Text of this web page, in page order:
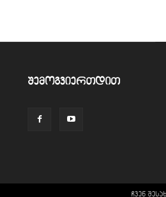
შემოგვიერთდით
ჩვენ